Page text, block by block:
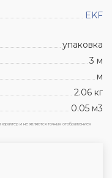
EKF
упаковка
3 м
м
2.06 кг
0.05 м3
и не являются точным отображением